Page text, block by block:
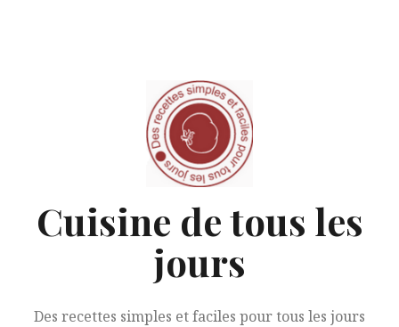
Cuisine de tous les
jours
Des recettes simples et faciles pour tous les jours